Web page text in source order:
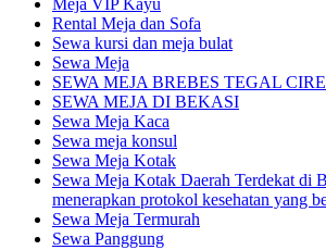
Meja VIP Kayu
Rental Meja dan Sofa
Sewa kursi dan meja bulat
Sewa Meja
SEWA MEJA BREBES TEGAL
SEWA MEJA DI BEKASI
Sewa Meja Kaca
Sewa meja konsul
Sewa Meja Kotak
Sewa Meja Kotak Daerah Terdekat di
menerapkan protokol kesehatan yang
Sewa Meja Termurah
Sewa Panggung